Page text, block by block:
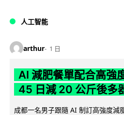
人工智能
arthur 1 日
AI 減肥餐單配合高
45 日減 20 公斤後多
成都一名男子跟隨 AI 制訂高強度減